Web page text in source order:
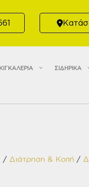
ΚΙΓΚΑΛΕΡΙΑ ΣΙΔΗΡΙΚΑ
/ Διάτρηση & Κοπή /